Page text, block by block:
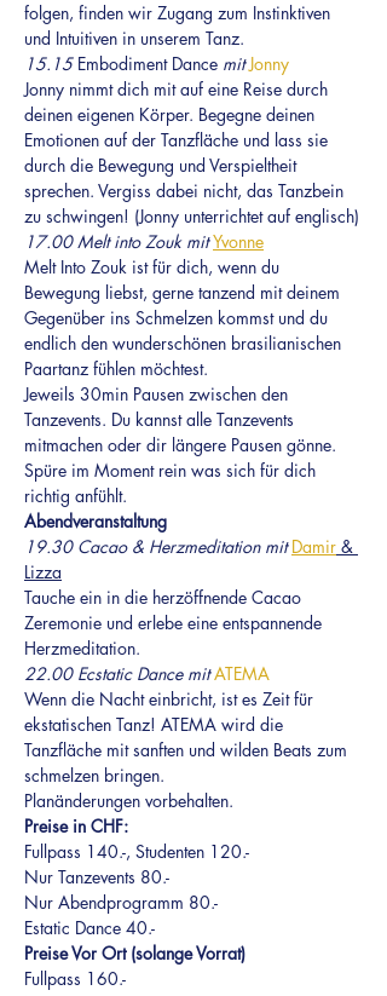
folgen, finden wir Zugang zum Instinktiven
und Intuitiven in unserem Tanz.
15.15 Embodiment Dance mit Jonny
Jonny nimmt dich mit auf eine Reise durch
deinen eigenen Körper. Begegne deinen
Emotionen auf der Tanzfläche und lass sie
durch die Bewegung und Verspieltheit
sprechen. Vergiss dabei nicht, das Tanzbein
zu schwingen! (Jonny unterrichtet auf englisch)
17.00 Melt into Zouk mit Yvonne
Melt Into Zouk ist für dich, wenn du
Bewegung liebst, gerne tanzend mit deinem
Gegenüber ins Schmelzen kommst und du
endlich den wunderschönen brasilianischen
Paartanz fühlen möchtest.
Jeweils 30min Pausen zwischen den
Tanzevents. Du kannst alle Tanzevents
mitmachen oder dir längere Pausen gönne.
Spüre im Moment rein was sich für dich
richtig anfühlt.
Abendveranstaltung
19.30 Cacao & Herzmeditation mit Damir &
Lizza
Tauche ein in die herzöffnende Cacao
Zeremonie und erlebe eine entspannende
Herzmeditation.
22.00 Ecstatic Dance mit ATEMA
Wenn die Nacht einbricht, ist es Zeit für
ekstatischen Tanz! ATEMA wird die
Tanzfläche mit sanften und wilden Beats zum
schmelzen bringen.
Planänderungen vorbehalten.
Preise in CHF:
Fullpass 140.-, Studenten 120.-
Nur Tanzevents 80.-
Nur Abendprogramm 80.-
Estatic Dance 40.-
Preise Vor Ort (solange Vorrat)
Fullpass 160.-